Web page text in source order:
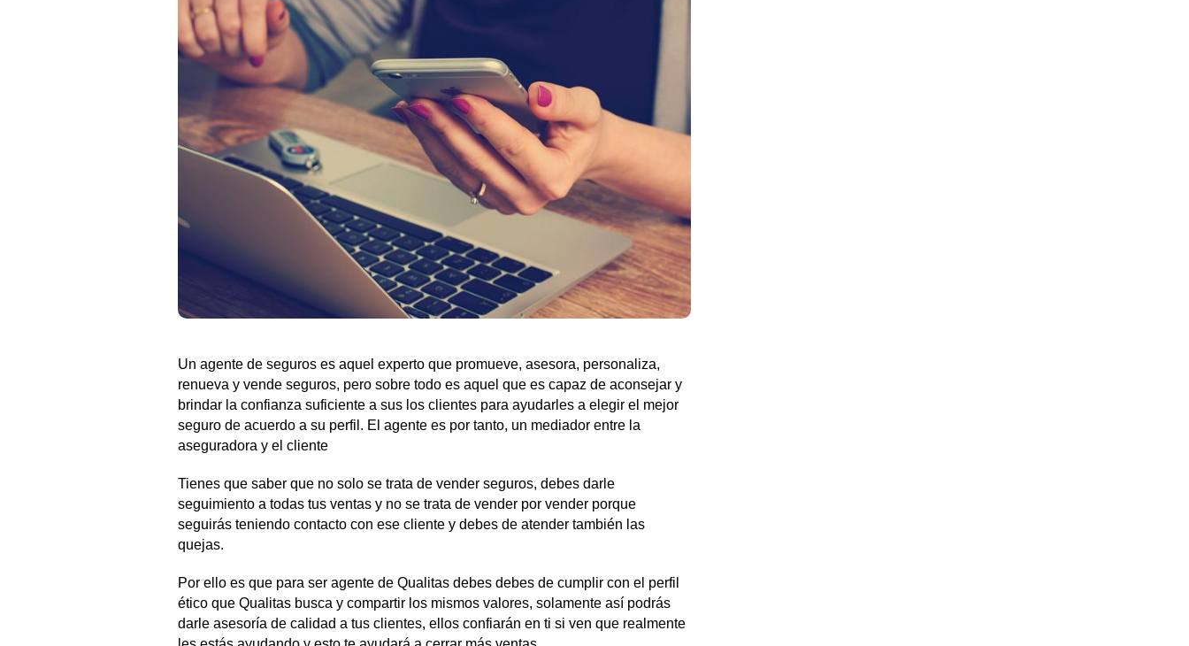
Un agente de seguros es aquel experto que promueve, asesora, personaliza,
renueva y vende seguros, pero sobre todo es aquel que es capaz de aconsejar y
brindar la confianza suficiente a sus los clientes para ayudarles a elegir el mejor
seguro de acuerdo a su perfil. El agente es por tanto, un mediador entre la
aseguradora y el cliente
Tienes que saber que no solo se trata de vender seguros, debes darle
seguimiento a todas tus ventas y no se trata de vender por vender porque
seguirás teniendo contacto con ese cliente y debes de atender también las
quejas.
Por ello es que para ser agente de Qualitas debes debes de cumplir con el perfil
ético que Qualitas busca y compartir los mismos valores, solamente así podrás
darle asesoría de calidad a tus clientes, ellos confiarán en ti si ven que realmente